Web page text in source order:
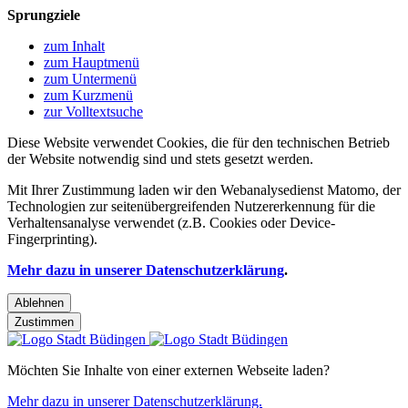
Sprungziele
zum Inhalt
zum Hauptmenü
zum Untermenü
zum Kurzmenü
zur Volltextsuche
Diese Website verwendet Cookies, die für den technischen Betrieb
der Website notwendig sind und stets gesetzt werden.
Mit Ihrer Zustimmung laden wir den Webanalysedienst Matomo, der
Technologien zur seitenübergreifenden Nutzererkennung für die
Verhaltensanalyse verwendet (z.B. Cookies oder Device-
Fingerprinting).
Mehr dazu in unserer Datenschutzerklärung.
Ablehnen
Zustimmen
Möchten Sie Inhalte von einer externen Webseite laden?
Mehr dazu in unserer Datenschutzerklärung.